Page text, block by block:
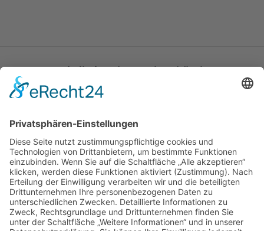
Katholische Privat-Universität Linz
Bethlehemstraße 20
T:+43 732 / 784293
E:office[at]ku-linz.at